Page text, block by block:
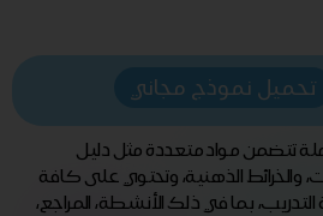
تحميل نموذج مجاني
تتضمن مواد متعددة مثل دليل
والخرائط الذهنية، وتحتوي على كافة
التدريب، بما في ذلك الأنشطة، المراجع،